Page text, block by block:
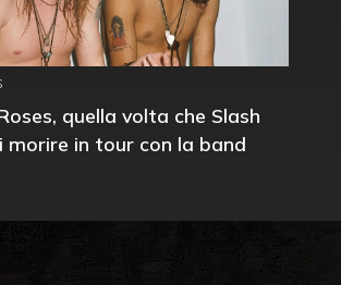
quella volta che Slash
morire in tour con la band